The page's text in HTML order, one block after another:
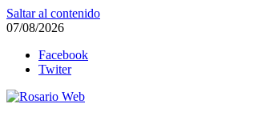
Saltar al contenido
07/08/2026
Facebook
Twiter